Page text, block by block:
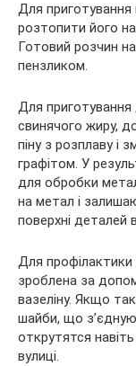
Для приготування
розтопити його
Готовий розчин
пензликом.
Для приготування
свинячого жиру,
піну з розплаву і
графітом. У
для обробки
на метал і
поверхні деталей
Для профілактики
зроблена за
вазеліну. Якщо
шайби, що
открутятся
вулиці.